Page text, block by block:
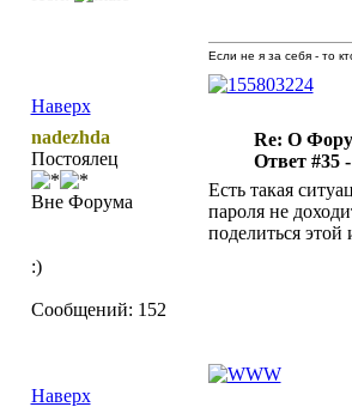
Наверх
Если не я за себя - то
nadezhda
Постоялец
Вне Форума
:)
Сообщений: 152
Re: О
Ответ #35 -
Есть такая
пароля не
поделиться
Наверх